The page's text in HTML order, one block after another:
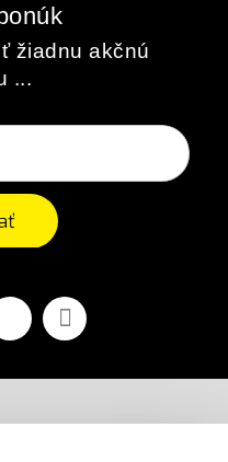
žiadnu akčnú
...
Instagram